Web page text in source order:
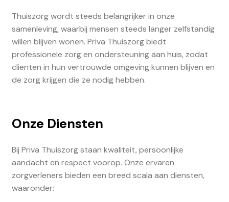
Thuiszorg wordt steeds belangrijker in onze
samenleving, waarbij mensen steeds langer zelfstandig
willen blijven wonen. Priva Thuiszorg biedt
professionele zorg en ondersteuning aan huis, zodat
cliënten in hun vertrouwde omgeving kunnen blijven en
de zorg krijgen die ze nodig hebben.
Onze Diensten
Bij Priva Thuiszorg staan kwaliteit, persoonlijke
aandacht en respect voorop. Onze ervaren
zorgverleners bieden een breed scala aan diensten,
waaronder: